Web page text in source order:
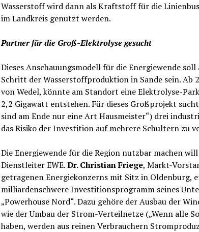
Wasserstoff wird dann als Kraftstoff für die
im Landkreis genutzt werden.
Partner für die Groß-Elektrolyse gesucht
Dieses Anschauungsmodell für die Energiewende
Schritt der Wasserstoffproduktion in Sande sein. Ab
von Wedel, könnte am Standort eine Elektrolyse-
2,2 Gigawatt entstehen. Für dieses Großprojekt
sind am Ende nur eine Art Hausmeister“) drei
das Risiko der Investition auf mehrere Schultern zu
Die Energiewende für die Region nutzbar machen
Dienstleiter EWE.Dr. Christian Friege, Markt-
getragenen Energiekonzerns mit Sitz in Oldenburg,
milliardenschwere Investitionsprogramm seines
„Powerhouse Nord“. Dazu gehöre der Ausbau der
wie der Umbau der Strom-Verteilnetze („Wenn alle
haben, werden aus reinen Verbrauchern